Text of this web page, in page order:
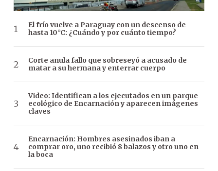
El frío vuelve a Paraguay con un descenso de
hasta 10°C: ¿Cuándo y por cuánto tiempo?
Corte anula fallo que sobreseyó a acusado de
matar a su hermana y enterrar cuerpo
Video: Identifican a los ejecutados en un parque
ecológico de Encarnación y aparecen imágenes
claves
Encarnación: Hombres asesinados iban a
comprar oro, uno recibió 8 balazos y otro uno en
la boca